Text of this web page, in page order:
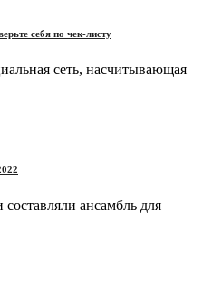
себя по чек-листу
сеть, насчитывающая
ансамбль для